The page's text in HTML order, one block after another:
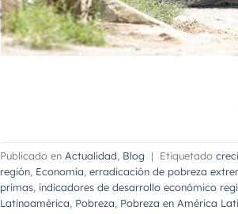
Publicado en Actualidad, Blog | Etiquetado
región, Economía, erradicación de pobreza
primas, indicadores de desarrollo económico
Latinoamérica, Pobreza, Pobreza en América